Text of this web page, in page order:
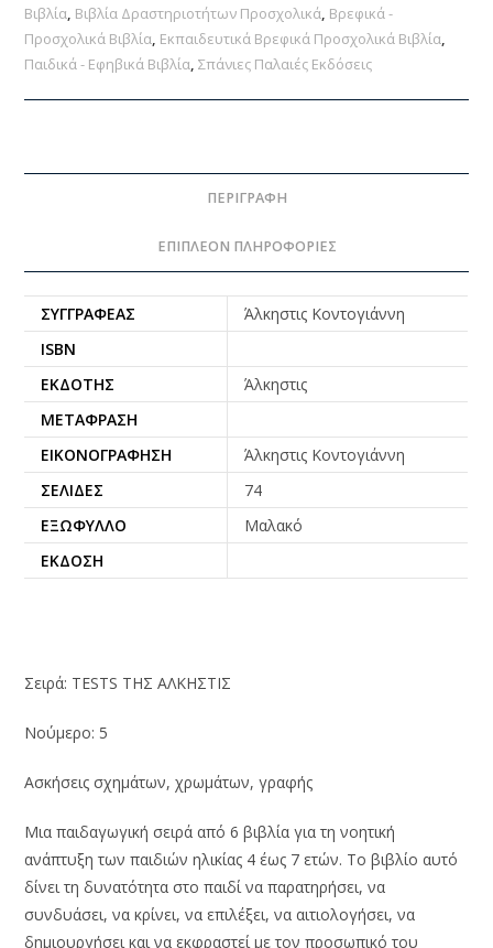
Βιβλία, Βιβλία Δραστηριοτήτων Προσχολικά, Βρεφικά -
Προσχολικά Βιβλία, Εκπαιδευτικά Βρεφικά Προσχολικά Βιβλία,
Παιδικά - Εφηβικά Βιβλία,Σπάνιες Παλαιές Εκδόσεις
ΠΕΡΙΓΡΑΦΉ
ΕΠΙΠΛΈΟΝ ΠΛΗΡΟΦΟΡΊΕΣ
ΣΥΓΓΡΑΦΈΑΣ
Άλκηστις Κοντογιάννη
ISBN
ΕΚΔΌΤΗΣ
Άλκηστις
ΜΕΤΆΦΡΑΣΗ
ΕΙΚΟΝΟΓΡΆΦΗΣΗ
Άλκηστις Κοντογιάννη
ΣΕΛΊΔΕΣ
74
ΕΞΏΦΥΛΛΟ
Μαλακό
ΈΚΔΟΣΗ
Σειρά: TESTS ΤΗΣ ΑΛΚΗΣΤΙΣ
Νούμερο: 5
Ασκήσεις σχημάτων, χρωμάτων, γραφής
Μια παιδαγωγική σειρά από 6 βιβλία για τη νοητική
ανάπτυξη των παιδιών ηλικίας 4 έως 7 ετών. Το βιβλίο αυτό
δίνει τη δυνατότητα στο παιδί να παρατηρήσει, να
συνδυάσει, να κρίνει, να επιλέξει, να αιτιολογήσει, να
δημιουργήσει και να εκφραστεί με τον προσωπικό του